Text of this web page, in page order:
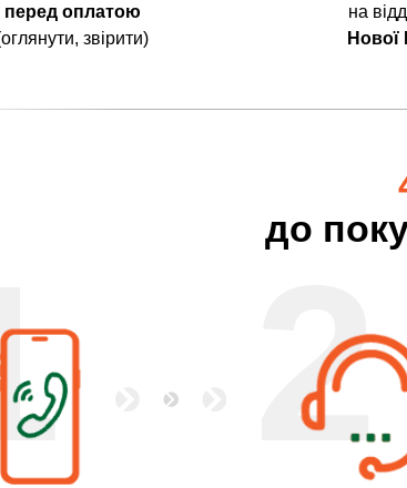
перед оплатою
звірити)
на
1 2
до